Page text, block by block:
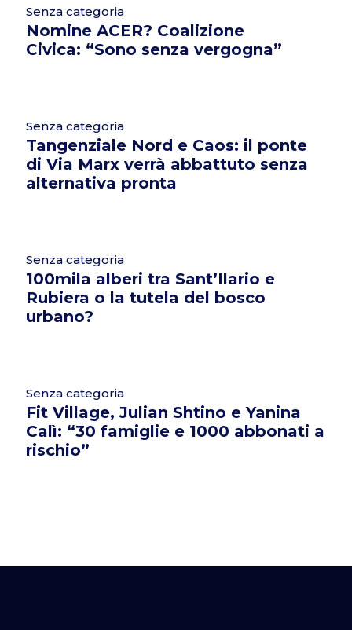
Senza categoria
Nomine ACER? Coalizione
Civica: “Sono senza vergogna”
Senza categoria
Tangenziale Nord e Caos: il ponte
di Via Marx verrà abbattuto senza
alternativa pronta
Senza categoria
100mila alberi tra Sant’Ilario e
Rubiera o la tutela del bosco
urbano?
Senza categoria
Fit Village, Julian Shtino e Yanina
Calì: “30 famiglie e 1000 abbonati a
rischio”